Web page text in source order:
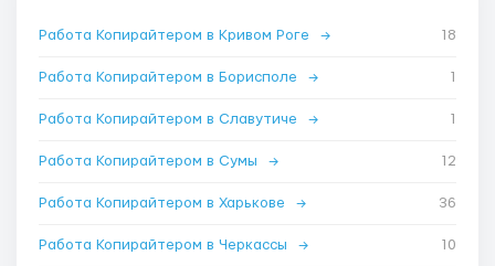
Работа Копирайтером в Кривом Роге → 18
Работа Копирайтером в Борисполе → 1
Работа Копирайтером в Славутиче → 1
Работа Копирайтером в Сумы → 12
Работа Копирайтером в Харькове → 36
Работа Копирайтером в Черкассы → 10